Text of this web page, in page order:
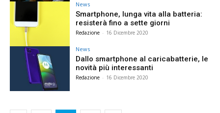
News
Smartphone, lunga vita alla batteria:
resisterà fino a sette giorni
Redazione - 16 Dicembre 2020
News
Dallo smartphone al caricabatterie, le
novità più interessanti
Redazione - 16 Dicembre 2020